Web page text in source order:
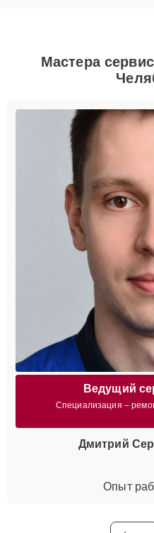
Мастера
Ведущий
Специализация –
Дмитрий
Опыт